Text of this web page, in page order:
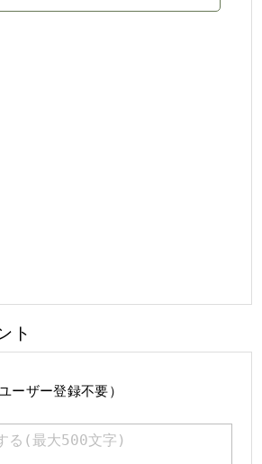
ト
ーザー登録不要）